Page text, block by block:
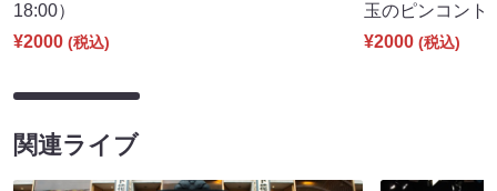
18:00）
¥2000 (税込)
玉のピンコン
¥2000 (税込)
関連ライブ